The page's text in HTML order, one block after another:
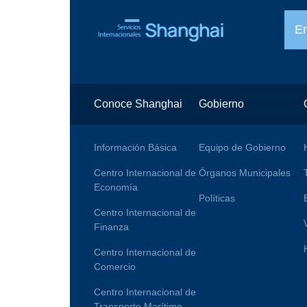
Conoce Shanghai
Información Básica
Centro Internacional de
Economía
Centro Internacional de
Finanza
Centro Internacional de
Comercio
Centro Internacional de
Gobierno
Equipo de Gobierno
Órganos Municipales
Políticas